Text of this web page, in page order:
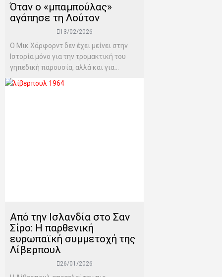
Όταν ο «μπαμπούλας»
αγάπησε τη Λούτον
13/02/2026
Ο Μικ Χάρφορντ δεν έχει μείνει στην
Ιστορία μόνο για την τρομακτική του
γηπεδική παρουσία, αλλά και για...
Από την Ισλανδία στο Σαν
Σίρο: Η παρθενική
ευρωπαϊκή συμμετοχή της
Λίβερπουλ
26/01/2026